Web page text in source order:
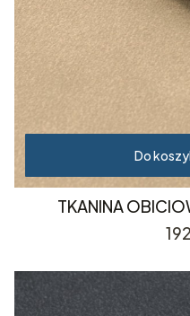
Do
TKANINA